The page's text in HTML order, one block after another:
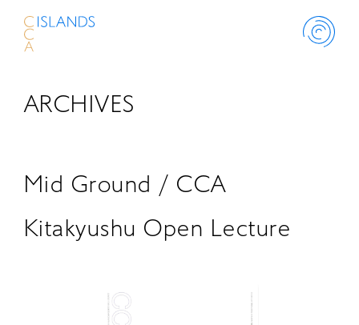
ABOUT
ARCHIVES
Mid Ground / CCA
Kitakyushu Open Lecture